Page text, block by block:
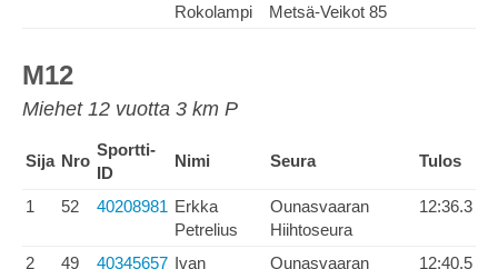
Rokolampi
Metsä-Veikot 85
M12
Miehet 12 vuotta 3 km P
Sija Nro
Sportti-
ID
Nimi Seura Tulos
1 52 40208981 Erkka
Petrelius
Ounasvaaran
Hiihtoseura
12:36.3
2 49 40345657 Ivan Ounasvaaran 12:40.5